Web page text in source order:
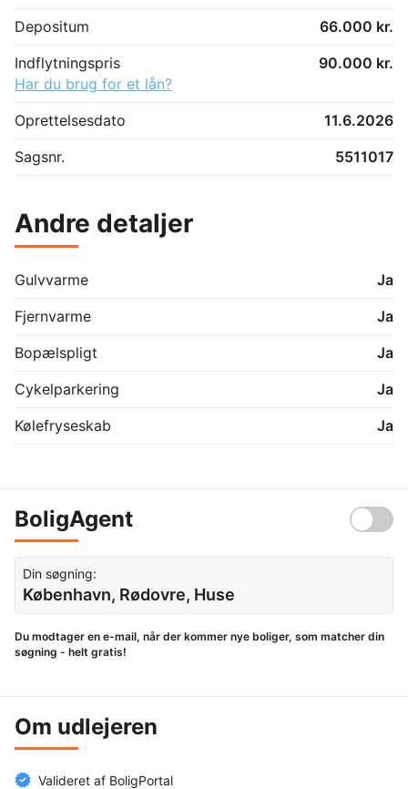
Depositum
66.000 kr.
Indflytningspris
90.000 kr.
Har du brug for et lån?
Oprettelsesdato
11.6.2026
Sagsnr.
5511017
Andre detaljer
Gulvvarme
Ja
Fjernvarme
Ja
Bopælspligt
Ja
Cykelparkering
Ja
Kølefryseskab
Ja
BoligAgent
Din søgning:
København, Rødovre, Huse
Du modtager en e-mail, når der kommer nye boliger, som matcher din
søgning - helt gratis!
Om udlejeren
Valideret af BoligPortal